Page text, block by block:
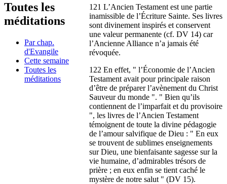
Toutes les
méditations
Par chap.
d'Evangile
Cette semaine
Toutes les
méditations
121 L’Ancien Testament est une partie
inamissible de l’Écriture Sainte. Ses livres
sont divinement inspirés et conservent
une valeur permanente (cf. DV 14) car
l’Ancienne Alliance n’a jamais été
révoquée.
122 En effet, " l’Économie de l’Ancien
Testament avait pour principale raison
d’être de préparer l’avènement du Christ
Sauveur du monde ". " Bien qu’ils
contiennent de l’imparfait et du provisoire
", les livres de l’Ancien Testament
témoignent de toute la divine pédagogie
de l’amour salvifique de Dieu : " En eux
se trouvent de sublimes enseignements
sur Dieu, une bienfaisante sagesse sur la
vie humaine, d’admirables trésors de
prière ; en eux enfin se tient caché le
mystère de notre salut " (DV 15).